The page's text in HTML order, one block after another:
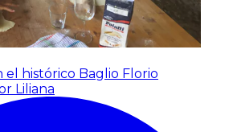
el histórico Baglio Florio
Liliana